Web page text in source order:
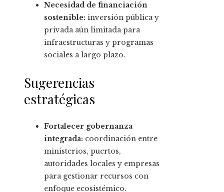
Necesidad de financiación
sostenible: inversión pública y
privada aún limitada para
infraestructuras y programas
sociales a largo plazo.
Sugerencias
estratégicas
Fortalecer gobernanza
integrada: coordinación entre
ministerios, puertos,
autoridades locales y empresas
para gestionar recursos con
enfoque ecosistémico.